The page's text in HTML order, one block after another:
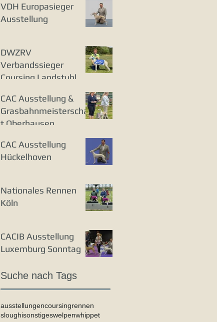
VDH Europasieger
Ausstellung
DWZRV
Verbandssieger
Coursing Landstuhl
CAC Ausstellung &
Grasbahnmeisterschaf
t Oberhausen
CAC Ausstellung
Hückelhoven
Nationales Rennen
Köln
CACIB Ausstellung
Luxemburg Sonntag
Suche nach Tags
ausstellungencoursingrennen
sloughisonstigeswelpenwhippet